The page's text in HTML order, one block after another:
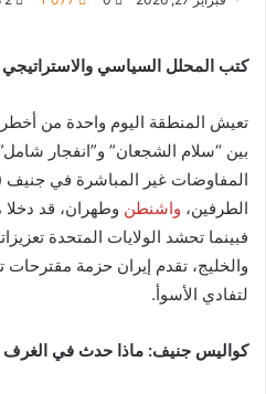
كتب المحلل السياسي والاستراتيجي
تعيش المنطقة اليوم واحدة من أخطر
بين “سلام الشجعان” و”انفجار
الطرفين، واشنطن وطهران، قد دخلا
فبينما تحشد الولايات المتحدة
والخليج، تقدم إيران حزمة مقترحات
لتفادي الأسوأ.
كواليس جنيف: ماذا حدث في الغرف